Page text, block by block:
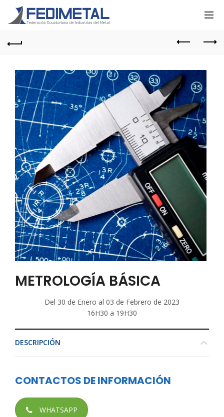
METROLOGÍA BÁSICA
Del 30 de Enero al 03 de Febrero de 2023
16H30 a 19H30
DESCRIPCIÓN
CONTACTOS DE INFORMACIÓN
WHATSAPP